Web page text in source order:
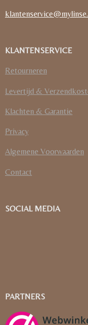
KLANTENSERVICE
Retourneren
Levertijd &
Klachten & Garantie
Privacy
Algemene Voorwaarden
Contact
SOCIAL MEDIA
PARTNERS